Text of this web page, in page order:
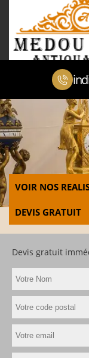
VOIR NOS
DEVIS GRATUIT
Devis gratuit